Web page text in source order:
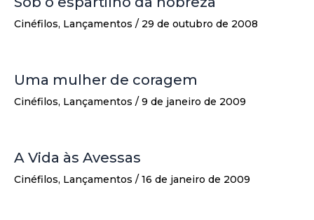
Cinéfilos, Lançamentos / 29 de outubro de 2008
Uma mulher de coragem
Cinéfilos, Lançamentos / 9 de janeiro de 2009
A Vida às Avessas
Cinéfilos, Lançamentos / 16 de janeiro de 2009